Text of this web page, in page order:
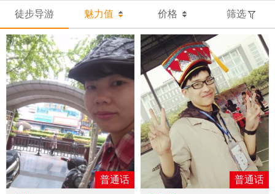
徒步导游 魅力值 价格 筛选
普通话
普通话